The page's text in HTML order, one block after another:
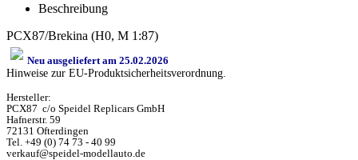
Beschreibung
PCX87/Brekina (H0, M 1:87)
Neu ausgeliefert am 25.02.2026
Hinweise zur EU-Produktsicherheitsverordnung.
Hersteller:
PCX87 c/o Speidel Replicars GmbH
Hafnerstr. 59
72131 Ofterdingen
Tel. +49 (0) 74 73 - 40 99
verkauf@speidel-modellauto.de